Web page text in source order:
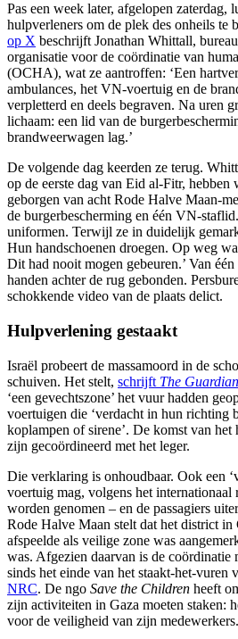
Pas een week later, afgelopen zaterdag,
hulpverleners om de plek des onheils te
op X beschrijft Jonathan Whittall,
organisatie voor de coördinatie van
(OCHA), wat ze aantroffen: ‘Een
ambulances, het VN-voertuig en de
verpletterd en deels begraven. Na uren
lichaam: een lid van de
brandweerwagen lag.’
De volgende dag keerden ze terug.
op de eerste dag van Eid al-Fitr, hebben
geborgen van acht Rode Halve Maan-
de burgerbescherming en één VN-
uniformen. Terwijl ze in duidelijk
Hun handschoenen droegen. Op weg
Dit had nooit mogen gebeuren.’ Van
handen achter de rug gebonden.
schokkende video van de plaats delict.
Hulpverlening gestaakt
Israël probeert de massamoord in de
schuiven. Het stelt, schrijft The Guardian
‘een gevechtszone’ het vuur hadden
voertuigen die ‘verdacht in hun richting
koplampen of sirene’. De komst van
zijn gecoördineerd met het leger.
Die verklaring is onhoudbaar. Ook een
voertuig mag, volgens het internationaal
worden genomen – en de passagiers
Rode Halve Maan stelt dat het district in
afspeelde als veilige zone was
was. Afgezien daarvan is de coördinatie
sinds het einde van het staakt-het-vuren
NRC. De ngo Save the Children heeft
zijn activiteiten in Gaza moeten staken:
voor de veiligheid van zijn medewerkers.